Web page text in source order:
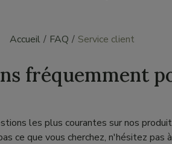
Accueil FAQ Service client
fréquemment
les plus courantes sur nos
ce que vous cherchez, n'hésitez pas